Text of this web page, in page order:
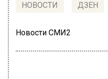
НОВОСТИ ДЗЕН
Новости СМИ2